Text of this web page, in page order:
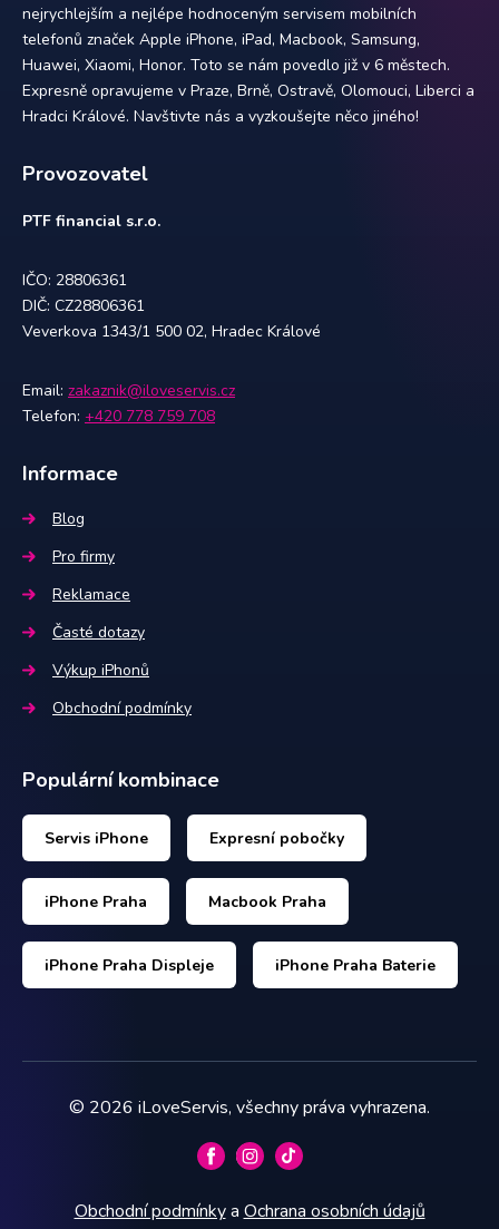
nejrychlejším a nejlépe hodnoceným servisem mobilních
telefonů značek Apple iPhone, iPad, Macbook, Samsung,
Huawei, Xiaomi, Honor. Toto se nám povedlo již v 6 městech.
Expresně opravujeme v Praze, Brně, Ostravě, Olomouci, Liberci a
Hradci Králové. Navštivte nás a vyzkoušejte něco jiného!
Provozovatel
PTF financial s.r.o.
IČO: 28806361
DIČ: CZ28806361
Veverkova 1343/1 500 02, Hradec Králové
Email: zakaznik@iloveservis.cz
Telefon: +420 778 759 708
Informace
Blog
Pro firmy
Reklamace
Časté dotazy
Výkup iPhonů
Obchodní podmínky
Populární kombinace
Servis iPhone Expresní pobočky
iPhone Praha Macbook Praha
iPhone Praha Displeje iPhone Praha Baterie
© 2026 iLoveServis, všechny práva vyhrazena.
Obchodní podmínky a Ochrana osobních údajů